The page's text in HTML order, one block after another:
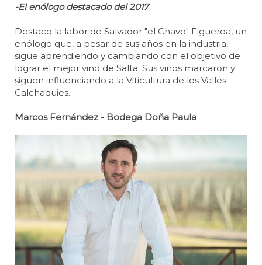
-El enólogo destacado del 2017
Destaco la labor de Salvador "el Chavo" Figueroa, un
enólogo que, a pesar de sus años en la industria,
sigue aprendiendo y cambiando con el objetivo de
lograr el mejor vino de Salta. Sus vinos marcaron y
siguen influenciando a la Viticultura de los Valles
Calchaquies.
Marcos Fernández - Bodega Doña Paula